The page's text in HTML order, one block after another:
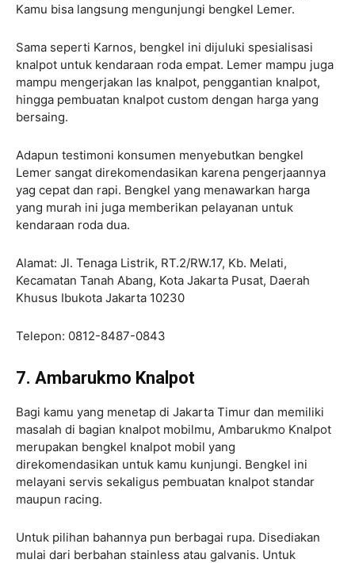
Kamu bisa langsung mengunjungi bengkel Lemer.
Sama seperti Karnos, bengkel ini dijuluki spesialisasi
knalpot untuk kendaraan roda empat. Lemer mampu juga
mampu mengerjakan las knalpot, penggantian knalpot,
hingga pembuatan knalpot custom dengan harga yang
bersaing.
Adapun testimoni konsumen menyebutkan bengkel
Lemer sangat direkomendasikan karena pengerjaannya
yag cepat dan rapi. Bengkel yang menawarkan harga
yang murah ini juga memberikan pelayanan untuk
kendaraan roda dua.
Alamat: Jl. Tenaga Listrik, RT.2/RW.17, Kb. Melati,
Kecamatan Tanah Abang, Kota Jakarta Pusat, Daerah
Khusus Ibukota Jakarta 10230
Telepon: 0812-8487-0843
7. Ambarukmo Knalpot
Bagi kamu yang menetap di Jakarta Timur dan memiliki
masalah di bagian knalpot mobilmu, Ambarukmo Knalpot
merupakan bengkel knalpot mobil yang
direkomendasikan untuk kamu kunjungi. Bengkel ini
melayani servis sekaligus pembuatan knalpot standar
maupun racing.
Untuk pilihan bahannya pun berbagai rupa. Disediakan
mulai dari berbahan stainless atau galvanis. Untuk